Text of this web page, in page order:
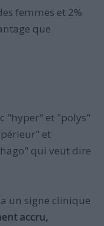
femmes et 2%
que
"hyper" et "polys"
et
qui veut dire
un signe clinique
accru,